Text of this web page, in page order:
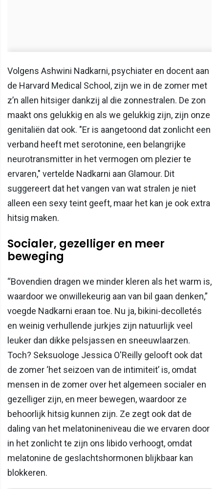
Volgens Ashwini Nadkarni, psychiater en docent aan
de Harvard Medical School, zijn we in de zomer met
z’n allen hitsiger dankzij al die zonnestralen. De zon
maakt ons gelukkig en als we gelukkig zijn, zijn onze
genitaliën dat ook. "Er is aangetoond dat zonlicht een
verband heeft met serotonine, een belangrijke
neurotransmitter in het vermogen om plezier te
ervaren," vertelde Nadkarni aan Glamour. Dit
suggereert dat het vangen van wat stralen je niet
alleen een sexy teint geeft, maar het kan je ook extra
hitsig maken.
Socialer, gezelliger en meer
beweging
“Bovendien dragen we minder kleren als het warm is,
waardoor we onwillekeurig aan van bil gaan denken,”
voegde Nadkarni eraan toe. Nu ja, bikini-decolletés
en weinig verhullende jurkjes zijn natuurlijk veel
leuker dan dikke pelsjassen en sneeuwlaarzen.
Toch? Seksuologe Jessica O'Reilly gelooft ook dat
de zomer ‘het seizoen van de intimiteit’ is, omdat
mensen in de zomer over het algemeen socialer en
gezelliger zijn, en meer bewegen, waardoor ze
behoorlijk hitsig kunnen zijn. Ze zegt ook dat de
daling van het melatonineniveau die we ervaren door
in het zonlicht te zijn ons libido verhoogt, omdat
melatonine de geslachtshormonen blijkbaar kan
blokkeren.